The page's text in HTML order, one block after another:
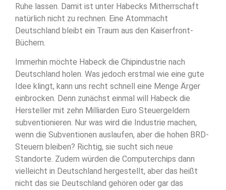
Ruhe lassen. Damit ist unter Habecks Mitherrschaft
natürlich nicht zu rechnen. Eine Atommacht
Deutschland bleibt ein Traum aus den Kaiserfront-
Büchern.
Immerhin möchte Habeck die Chipindustrie nach
Deutschland holen. Was jedoch erstmal wie eine gute
Idee klingt, kann uns recht schnell eine Menge Ärger
einbrocken. Denn zunächst einmal will Habeck die
Hersteller mit zehn Milliarden Euro Steuergeldern
subventionieren. Nur was wird die Industrie machen,
wenn die Subventionen auslaufen, aber die hohen BRD-
Steuern bleiben? Richtig, sie sucht sich neue
Standorte. Zudem würden die Computerchips dann
vielleicht in Deutschland hergestellt, aber das heißt
nicht das sie Deutschland gehören oder gar das